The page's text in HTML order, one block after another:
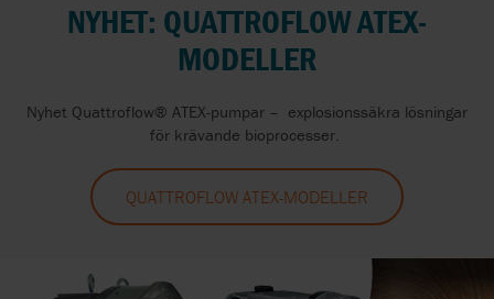
NYHET: QUATTROFLOW ATEX-
MODELLER
Nyhet Quattroflow® ATEX-pumpar – explosionssäkra lösningar
för krävande bioprocesser.
QUATTROFLOW ATEX-MODELLER